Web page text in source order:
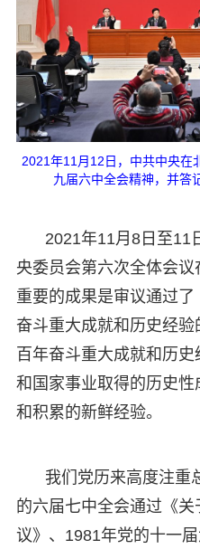
2021年11月12日，中共中央在
九届六中全会精神，并答
2021年11月8日至11
央委员会第六次全体会
重要的成果是审议通过
奋斗重大成就和历史经
百年奋斗重大成就和历
和国家事业取得的历史
和积累的新鲜经验。
我们党历来高度注重
的六届七中全会通过《
议》、1981年党的十一